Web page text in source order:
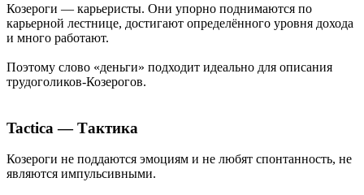
Козероги — карьеристы. Они упорно поднимаются по
карьерной лестнице, достигают определённого уровня дохода
и много работают.
Поэтому слово «деньги» подходит идеально для описания
трудоголиков-Козерогов.
Tactica — Тактика
Козероги не поддаются эмоциям и не любят спонтанность, не
являются импульсивными.